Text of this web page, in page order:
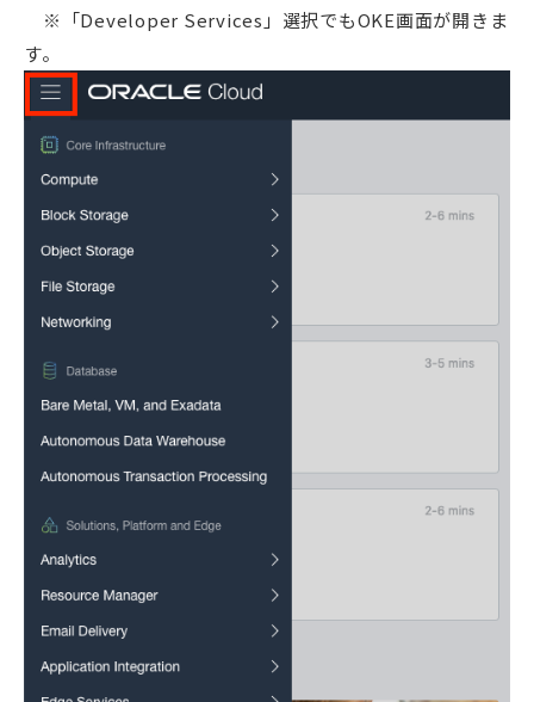
※「Developer Services」選択でもOKE画面が開きま
す。